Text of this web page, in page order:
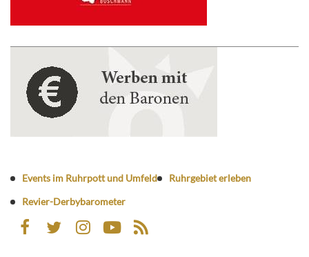
Events im Ruhrpott und Umfeld
Ruhrgebiet erleben
Revier-Derbybarometer